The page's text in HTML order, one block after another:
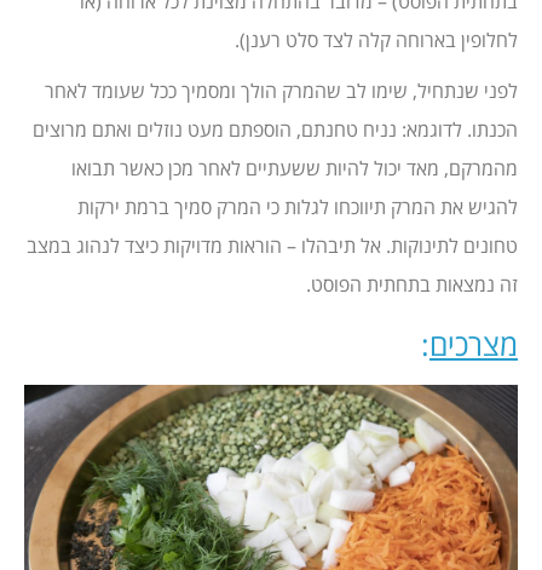
לחלופין בארוחה קלה לצד סלט רענן).
לפני שנתחיל, שימו לב שהמרק הולך ומסמיך ככל שעומד לאחר
הכנתו. לדוגמא: נניח טחנתם, הוספתם מעט נוזלים ואתם מרוצים
מהמרקם, מאד יכול להיות ששעתיים לאחר מכן כאשר תבואו
להגיש את המרק תיווכחו לגלות כי המרק סמיך ברמת ירקות
טחונים לתינוקות. אל תיבהלו – הוראות מדויקות כיצד לנהוג במצב
זה נמצאות בתחתית הפוסט.
מצרכים: